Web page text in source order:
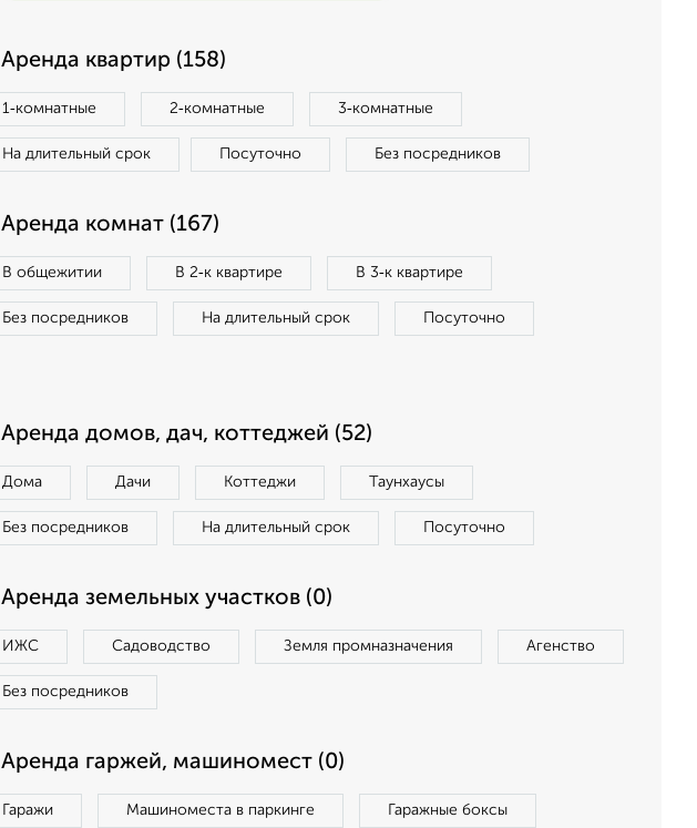
Аренда квартир (158)
1‑комнатные 2‑комнатные 3‑комнатные
На длительный срок Посуточно Без посредников
Аренда комнат (167)
В общежитии В 2‑к квартире В 3‑к квартире
Без посредников На длительный срок Посуточно
Аренда домов, дач, коттеджей (52)
Дома Дачи Коттеджи Таунхаусы
Без посредников На длительный срок Посуточно
Аренда земельных участков (0)
ИЖС Садоводство Земля промназначения Агенство
Без посредников
Аренда гаржей, машиномест (0)
Гаражи Машиноместа в паркинге Гаражные боксы